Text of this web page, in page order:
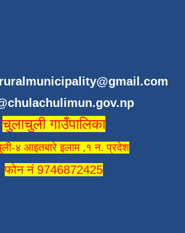
,
चुलाचुली गाउँपालिका
४ आइतबारे इलाम ,१ न. प्रदेश
फोन नं 9746872425